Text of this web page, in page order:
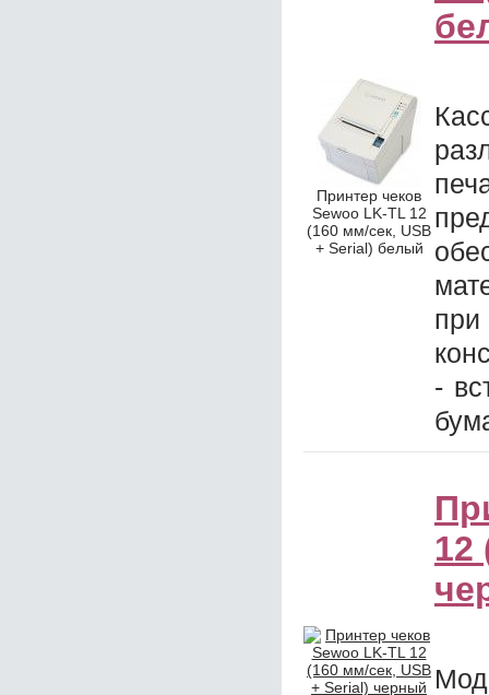
Принтер чеков
Sewoo LK-TL 12
(160 мм/сек, USB
+ Serial) белый
-
12